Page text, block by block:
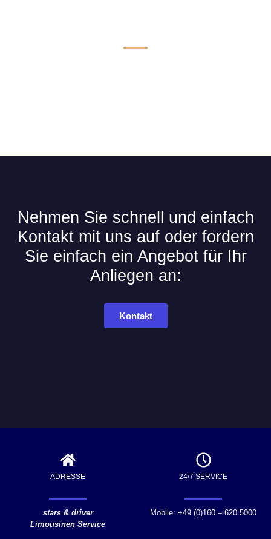
Nehmen Sie schnell und einfach
Kontakt mit uns auf oder fordern
Sie einfach ein Angebot für Ihr
Anliegen an:
Kontakt
ADRESSE
stars & driver
Limousinen Service
24/7 SERVICE
Mobile: +49 (0)160 – 620 5000